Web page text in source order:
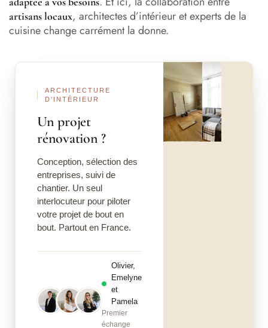
Rénovation ou construction neuve : quand faire appel à
un cuisiniste à Lille ?
Magasins de cuisines versus cuisinistes indépendants :
Synergie gagnante : l’alliance cuisiniste et architecte
d’intérieur à Lille
L’artisan menuisier, maillon essentiel du projet cuisine à
Comment bien choisir son cuisiniste à Lille ?
artisans locaux, architectes d’intérieur et experts de la
cuisine change carrément la donne.
ARCHITECTURE
D'INTÉRIEUR
Un projet
rénovation ?
Conception, sélection des
entreprises, suivi de
chantier. Un seul
interlocuteur pour piloter
votre projet de bout en
bout. Partout en France.
Olivier,
Emelyne
et
Pamela
Premier
échange
Après